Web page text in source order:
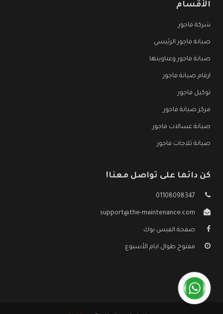
الأقسام
شركة فاجور
صيانة فاجور الرئيسي
صيانة فاجور وعناوينها
ارقام صيانة فاجور
توكيل فاجور
مركز صيانة فاجور
صيانة غسالات فاجور
صيانة ثلاجات فاجور
كن دائما على تواصل معنا!
01108098347
support@the-maintenance.com
صفحة الفيس بوك
مفتوح طوال ايام الأسبوع